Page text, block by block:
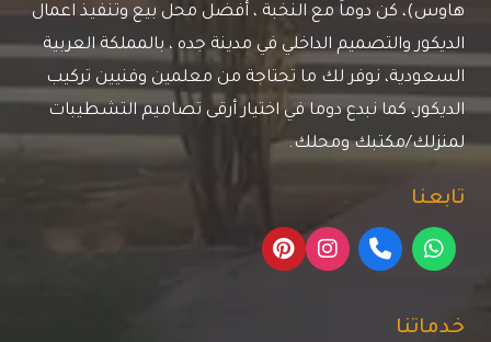
هاوس)، كن دوماَ مع النخبة ، أفضل محل بيع وتنفيذ اعمال
الديكور والتصميم الداخلي في مدينة جده ، بالمملكة العربية
السعودية، نوفر لك ما تحتاجة من معلمين وفنيين تركيب
الديكور، كما نبدع دوما في اختيار أرقى تصاميم التشطيبات
لمنزلك/مكتبك ومحلك.
تابعنا
خدماتنا